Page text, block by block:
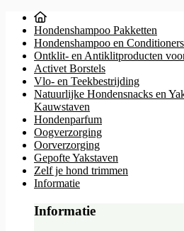
Hondenshampoo Pakketten
Hondenshampoo en
Ontklit- en Antiklitproducten
Activet Borstels
Vlo- en Teekbestrijding
Natuurlijke Hondensnacks en
Kauwstaven
Hondenparfum
Oogverzorging
Oorverzorging
Gepofte Yakstaven
Zelf je hond trimmen
Informatie
Informatie